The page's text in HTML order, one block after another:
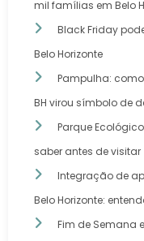
mil famílias em Belo
Black Friday
Belo Horizonte
Pampulha:
BH virou símbolo de
Parque
saber antes de visitar
Integração de
Belo Horizonte:
Fim de Semana